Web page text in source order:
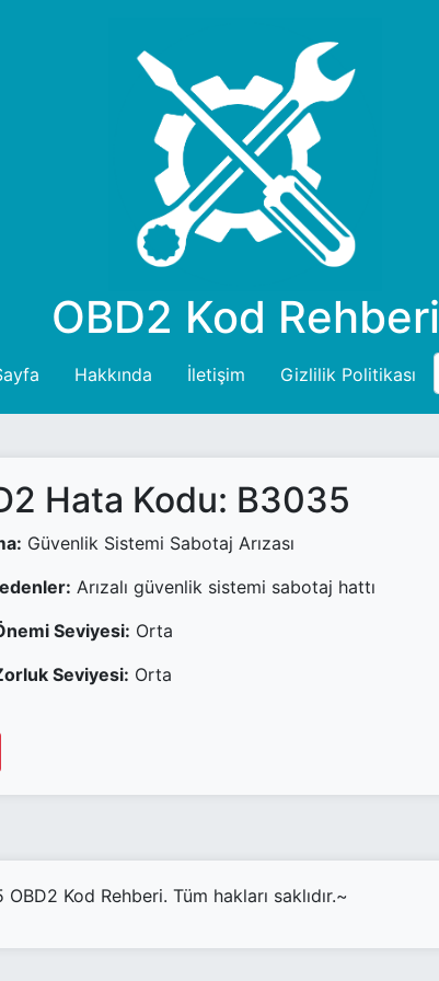
OBD2 Kod Rehberi
Hakkında İletişim Gizlilik Politikası
Hata Kodu: B3035
Güvenlik Sistemi Sabotaj Arızası
Arızalı güvenlik sistemi sabotaj hattı
Seviyesi: Orta
Seviyesi: Orta
Kod Rehberi. Tüm hakları saklıdır.~